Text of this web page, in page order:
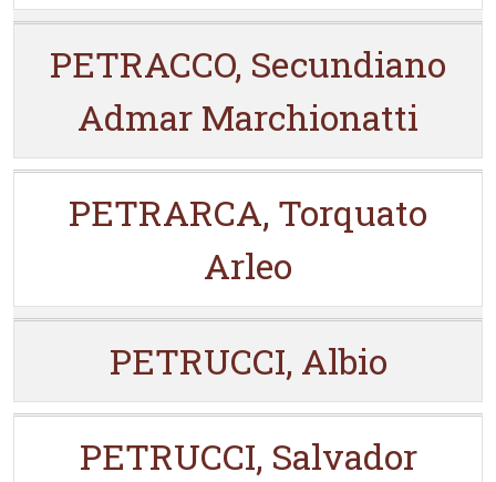
PETRACCO, Secundiano
Admar Marchionatti
PETRARCA, Torquato
Arleo
PETRUCCI, Albio
PETRUCCI, Salvador